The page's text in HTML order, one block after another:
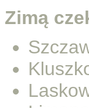
Zimą